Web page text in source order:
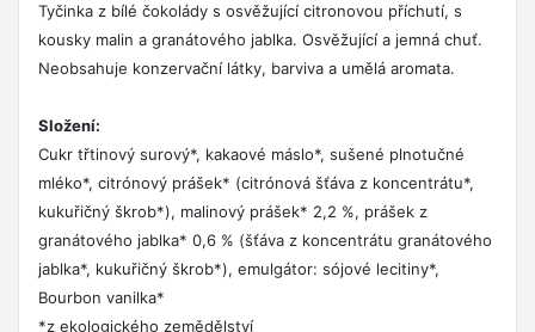
Tyčinka z bílé čokolády s osvěžující citronovou příchutí, s
kousky malin a granátového jablka. Osvěžující a jemná chuť.
Neobsahuje konzervační látky, barviva a umělá aromata.
Složení:
Cukr třtinový surový*, kakaové máslo*, sušené plnotučné
mléko*, citrónový prášek* (citrónová šťáva z koncentrátu*,
kukuřičný škrob*), malinový prášek* 2,2 %, prášek z
granátového jablka* 0,6 % (šťáva z koncentrátu granátového
jablka*, kukuřičný škrob*), emulgátor: sójové lecitiny*,
Bourbon vanilka*
*z ekologického zemědělství